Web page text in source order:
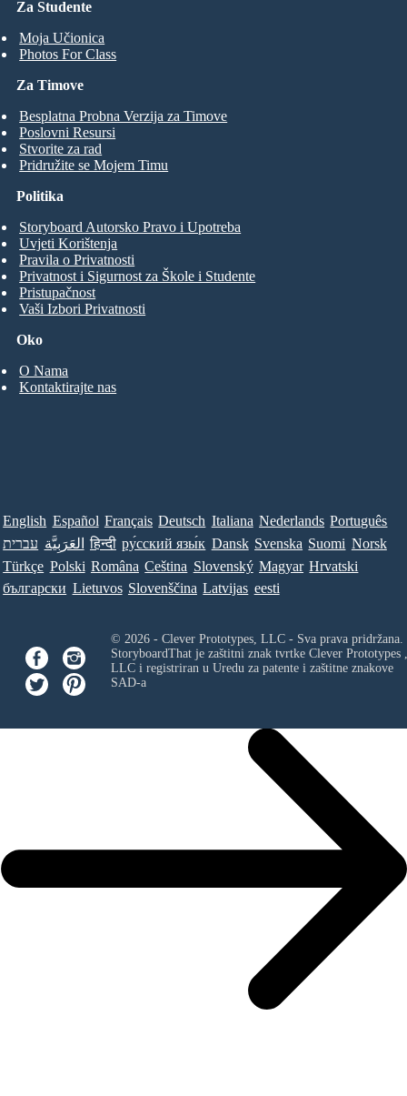
Za Studente
Moja Učionica
Photos For Class
Za Timove
Besplatna Probna Verzija za Timove
Poslovni Resursi
Stvorite za rad
Pridružite se Mojem Timu
Oko
O Nama
Kontaktirajte nas
Politika
Storyboard Autorsko Pravo i Upotreba
Uvjeti Korištenja
Pravila o Privatnosti
Privatnost i Sigurnost za Škole i Studente
Pristupačnost
Vaši Izbori Privatnosti
English Español Français Deutsch Italiana Nederlands Português
עברית العَرَبِيَّة हिन्दी ру́сский язы́к Dansk Svenska Suomi Norsk
Türkçe Polski Româna Ceština Slovenský Magyar Hrvatski
български Lietuvos Slovenščina Latvijas eesti
© 2026 - Clever Prototypes, LLC - Sva prava pridržana.
StoryboardThat je zaštitni znak tvrtke Clever Prototypes ,
LLCi registriran u Uredu za patente i zaštitne znakove
SAD-a